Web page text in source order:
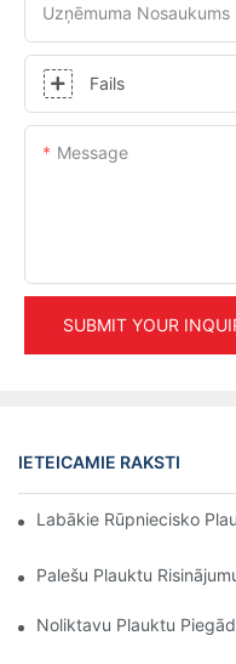
Uzņēmuma Nosaukums
Fails
Message
SUBMIT YOUR
IETEICAMIE RAKSTI
Labākie Rūpniecisko
Palešu Plauktu
Noliktavu Plauktu